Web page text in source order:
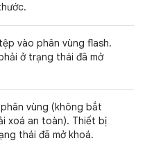
vào phân vùng flash.
ở trạng thái đã mở
vùng (không bắt
xoá an toàn). Thiết bị
thái đã mở khoá.